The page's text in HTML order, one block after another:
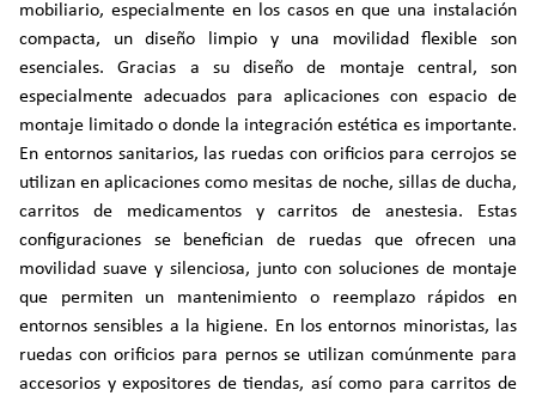
mobiliario, especialmente en los casos en que una instalación
compacta, un diseño limpio y una movilidad flexible son
esenciales. Gracias a su diseño de montaje central, son
especialmente adecuados para aplicaciones con espacio de
montaje limitado o donde la integración estética es importante.
En entornos sanitarios, las ruedas con orificios para cerrojos se
utilizan en aplicaciones como mesitas de noche, sillas de ducha,
carritos de medicamentos y carritos de anestesia. Estas
configuraciones se benefician de ruedas que ofrecen una
movilidad suave y silenciosa, junto con soluciones de montaje
que permiten un mantenimiento o reemplazo rápidos en
entornos sensibles a la higiene. En los entornos minoristas, las
ruedas con orificios para pernos se utilizan comúnmente para
accesorios y expositores de tiendas, así como para carritos de